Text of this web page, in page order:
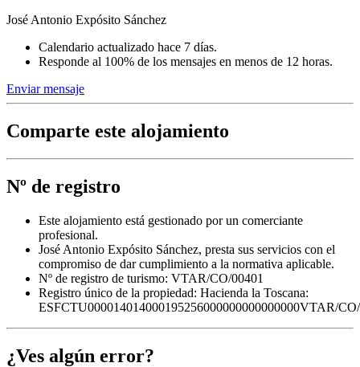
José Antonio Expósito Sánchez
Calendario actualizado hace 7 días.
Responde al 100% de los mensajes en menos de 12 horas.
Enviar mensaje
Comparte este alojamiento
Nº de registro
Este alojamiento está gestionado por un comerciante
profesional.
José Antonio Expósito Sánchez, presta sus servicios con el
compromiso de dar cumplimiento a la normativa aplicable.
Nº de registro de turismo: VTAR/CO/00401
Registro único de la propiedad: Hacienda la Toscana:
ESFCTU000014014000195256000000000000000VTAR/
¿Ves algún error?